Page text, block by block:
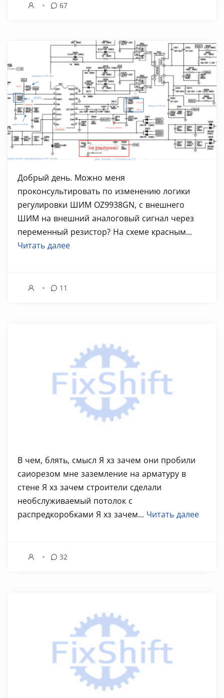
67
Добрый день. Можно меня
проконсультировать по изменению логики
регулировки ШИМ OZ9938GN, с внешнего
ШИМ на внешний аналоговый сигнал через
переменный резистор? На схеме красным...
Читать далее
11
В чем, блять, смысл Я хз зачем они пробили
саиорезом мне заземление на арматуру в
стене Я хз зачем строители сделали
необслуживаемый потолок с
распредкоробками Я хз зачем... Читать далее
32